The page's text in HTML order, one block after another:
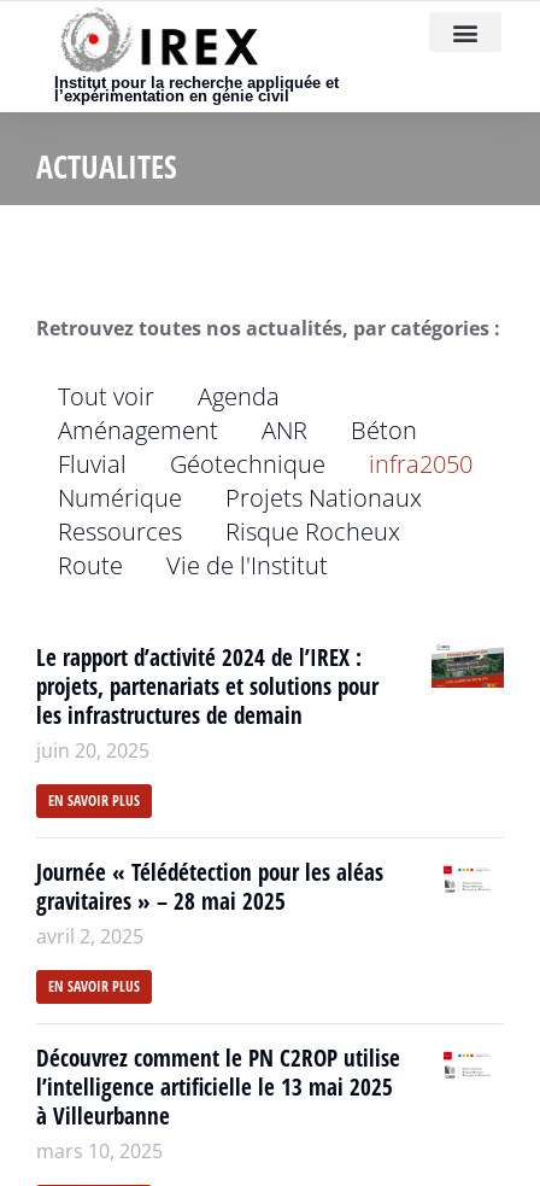
Institut pour la recherche appliquée et
l’expérimentation en génie civil
ACTUALITES
Retrouvez toutes nos actualités, par catégories :
Tout voir
Agenda
Aménagement
ANR
Béton
Fluvial
Géotechnique
infra2050
Numérique
Projets Nationaux
Ressources
Risque Rocheux
Route
Vie de l'Institut
Le rapport d’activité 2024 de l’IREX :
projets, partenariats et solutions pour
les infrastructures de demain
juin 20, 2025
EN SAVOIR PLUS
Journée « Télédétection pour les aléas
gravitaires » – 28 mai 2025
avril 2, 2025
EN SAVOIR PLUS
Découvrez comment le PN C2ROP utilise
l’intelligence artificielle le 13 mai 2025
à Villeurbanne
mars 10, 2025